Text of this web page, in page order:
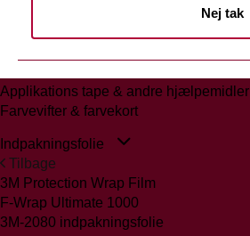
Nej tak
Glasmattering Ritrama/Fedrigoni
Applikations tape & andre hjælpemidler
Farvevifter & farvekort
Indpakningsfolie
Tilbage
3M Protection Wrap Film
F-Wrap Ultimate 1000
3M-2080 indpakningsfolie